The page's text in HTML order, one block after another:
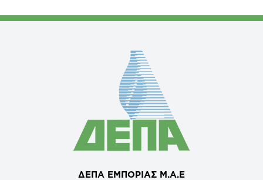
ΔΕΠΑ ΕΜΠΟΡΙΑΣ Μ.Α.Ε